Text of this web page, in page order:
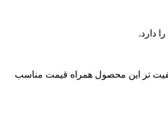
هر چه با کیفیت تر این محصول همراه قیمت مناسب